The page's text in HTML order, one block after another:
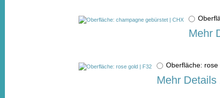
Mehr
Oberfläche:
Mehr